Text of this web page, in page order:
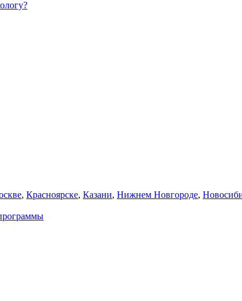
, Красноярске, Казани, Нижнем Новгороде,